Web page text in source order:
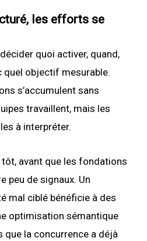
les efforts se
quoi activer, quand,
quel objectif mesurable.
s’accumulent sans
travaillent, mais les
à interpréter.
avant que les fondations
peu de signaux. Un
mal ciblé bénéficie à des
optimisation sémantique
que la concurrence a déjà